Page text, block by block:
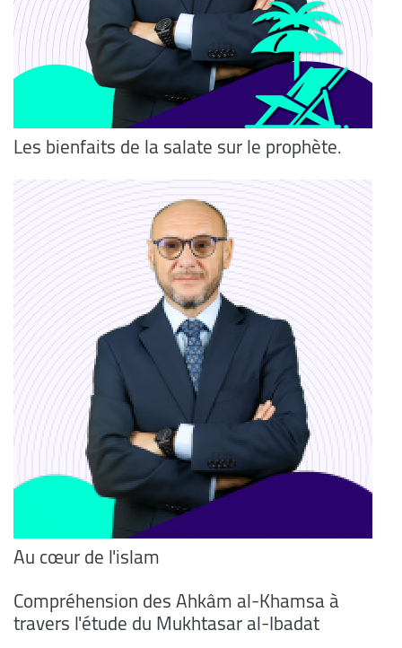
Les bienfaits de la salate sur le prophète.
Au cœur de l'islam
Compréhension des Ahkâm al-Khamsa à
travers l'étude du Mukhtasar al-Ibadat